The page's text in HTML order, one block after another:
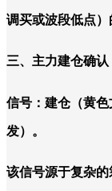
调买或波段低点）
三、主力建仓确认
信号：建仓（黄色
发）。
该信号源于复杂